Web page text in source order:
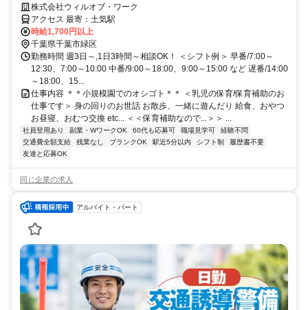
の選択可！ミドルシニアも
株式会社ウィルオブ・ワーク
アクセス 最寄：土気駅
時給1,700円以上
千葉県千葉市緑区
勤務時間 週3日～,1日3時間～相談OK！ ＜シフト例＞ 早番/7:00～
12:30、7:00～10:00 中番/9:00～18:00、9:00～15:00 など 遅番/14:00
～18:00、15...
仕事内容 ＊＊小規模園でのオシゴト＊＊ ＜乳児の保育/保育補助のお
仕事です＞ 身の回りのお世話 お散歩、一緒に遊んだり 給食、おやつ
お昼寝、おむつ交換 etc... ＜＜保育補助なので...＞＞ ...
社員登用あり 副業・WワークOK 60代も応募可 職場見学可
経験不問
交通費全額支給
残業なし ブランクOK 駅近5分以内 シフト制
履歴書不要
友達と応募OK
同じ企業の求人
アルバイト・パート